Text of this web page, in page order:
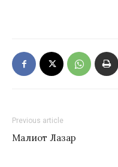
Previous article
Малиот Лазар